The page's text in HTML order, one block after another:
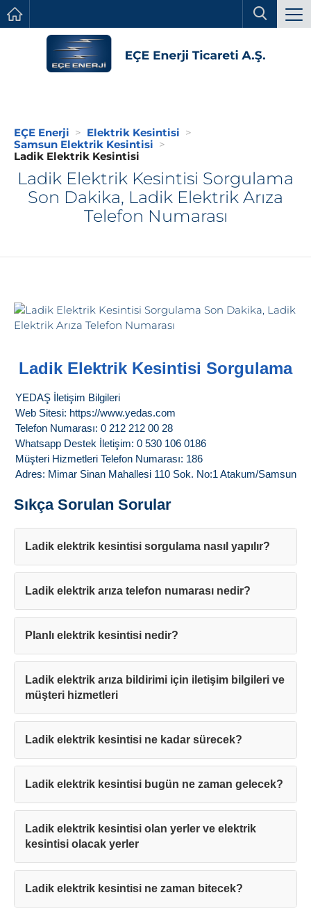
EÇE Enerji
Elektrik Kesintisi
Samsun Elektrik Kesintisi
Ladik Elektrik Kesintisi
Ladik Elektrik Kesintisi Sorgulama
Son Dakika, Ladik Elektrik Arıza
Telefon Numarası
Ladik Elektrik Kesintisi Sorgulama
YEDAŞ İletişim Bilgileri
Web Sitesi: https://www.yedas.com
Telefon Numarası: 0 212 212 00 28
Whatsapp Destek İletişim: 0 530 106 0186
Müşteri Hizmetleri Telefon Numarası: 186
Adres: Mimar Sinan Mahallesi 110 Sok. No:1 Atakum/Samsun
Sıkça Sorulan Sorular
Ladik elektrik kesintisi sorgulama nasıl yapılır?
Ladik elektrik arıza telefon numarası nedir?
Planlı elektrik kesintisi nedir?
Ladik elektrik arıza bildirimi için iletişim bilgileri ve
müşteri hizmetleri
Ladik elektrik kesintisi ne kadar sürecek?
Ladik elektrik kesintisi bugün ne zaman gelecek?
Ladik elektrik kesintisi olan yerler ve elektrik
kesintisi olacak yerler
Ladik elektrik kesintisi ne zaman bitecek?